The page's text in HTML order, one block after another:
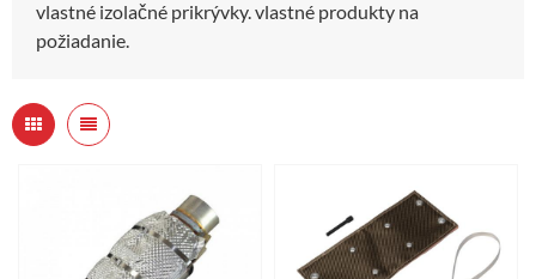
vlastné izolačné prikrývky. vlastné produkty na
požiadanie.